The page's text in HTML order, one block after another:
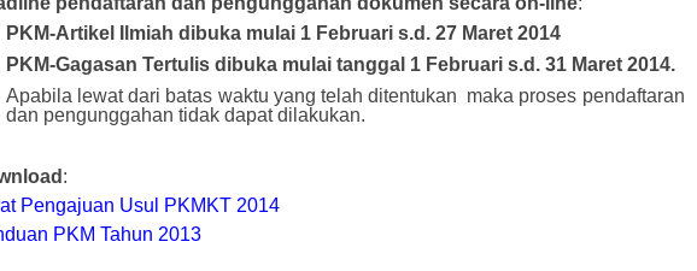
PKM-Artikel Ilmiah dibuka mulai 1 Februari s.d. 27 Maret 2014
PKM-Gagasan Tertulis dibuka mulai tanggal 1 Februari s.d. 31 Maret 2014.
Apabila lewat dari batas waktu yang telah ditentukan maka proses pendaftaran
dan pengunggahan tidak dapat dilakukan.
:
Pengajuan Usul PKMKT 2014
PKM Tahun 2013